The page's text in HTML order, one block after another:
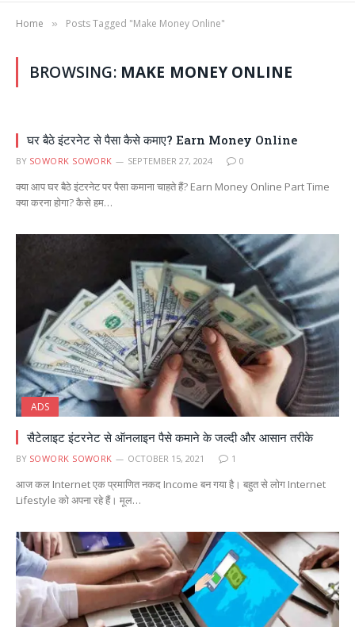
Home » Posts Tagged "Make Money Online"
BROWSING: MAKE MONEY ONLINE
घर बैठे इंटरनेट से पैसा कैसे कमाए? Earn Money Online
BY SOWORK SOWORK SEPTEMBER 27, 2024 0
क्या आप घर बैठे इंटरनेट पर पैसा कमाना चाहते हैं? Earn Money Online Part Time
क्या करना होगा? कैसे हम…
ADS
सैटेलाइट इंटरनेट से ऑनलाइन पैसे कमाने के जल्दी और आसान तरीके
BY SOWORK SOWORK OCTOBER 15, 2021 1
आज कल Internet एक प्रमाणित नकद Income बन गया है। बहुत से लोग Internet
Lifestyle को अपना रहे हैं। मूल…